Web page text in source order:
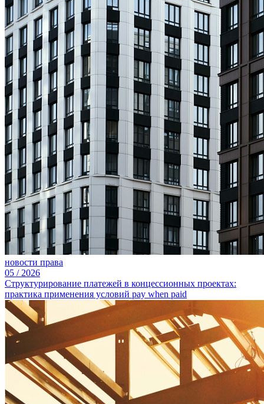
новости права
05 / 2026
Структурирование платежей в концессионных проектах:
практика применения условий pay when paid